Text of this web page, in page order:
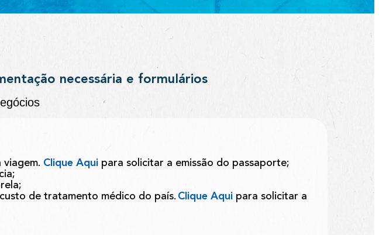
necessária e formulários
Clique Aqui para solicitar a emissão do passaporte;
de tratamento médico do país. Clique Aqui para solicitar a